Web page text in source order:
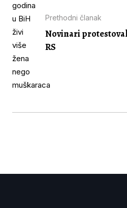
Prethodni članak
Novinari
RS